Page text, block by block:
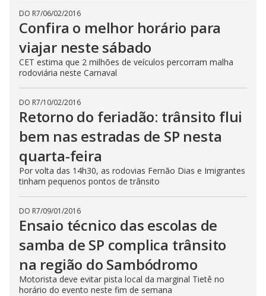
DO R7/06/02/2016
Confira o melhor horário para
viajar neste sábado
CET estima que 2 milhões de veículos percorram malha
rodoviária neste Carnaval
DO R7/10/02/2016
Retorno do feriadão: trânsito flui
bem nas estradas de SP nesta
quarta-feira
Por volta das 14h30, as rodovias Fernão Dias e Imigrantes
tinham pequenos pontos de trânsito
DO R7/09/01/2016
Ensaio técnico das escolas de
samba de SP complica trânsito
na região do Sambódromo
Motorista deve evitar pista local da marginal Tietê no
horário do evento neste fim de semana